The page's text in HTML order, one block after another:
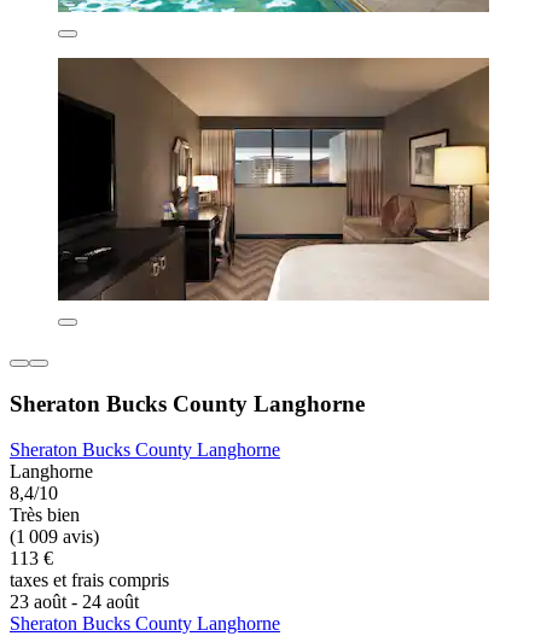
Sheraton Bucks County Langhorne
Sheraton Bucks County Langhorne
Langhorne
8,4/10
Très bien
(1 009 avis)
113 €
taxes et frais compris
23 août - 24 août
Sheraton Bucks County Langhorne